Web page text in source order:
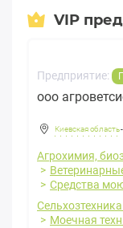
VIP
Предприятие:
ооо
Киевская область-
Агрохимия,
Средства
Моечная